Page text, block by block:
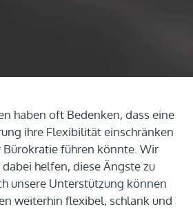
haben oft Bedenken, dass eine
ihre Flexibilität einschränken
Bürokratie führen könnte. Wir
helfen, diese Ängste zu
unsere Unterstützung können
weiterhin flexibel, schlank und